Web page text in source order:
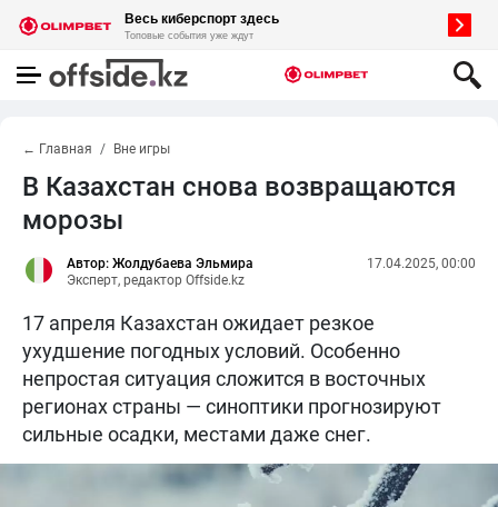
← Главная Вне игры
В Казахстан снова возвращаются
морозы
Автор: Жолдубаева Эльмира
Эксперт, редактор Offside.kz
17.04.2025, 00:00
17 апреля Казахстан ожидает резкое
ухудшение погодных условий. Особенно
непростая ситуация сложится в восточных
регионах страны — синоптики прогнозируют
сильные осадки, местами даже снег.